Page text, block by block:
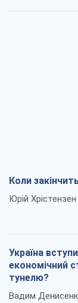
Коли
Юрій Хрістензен
Україна
економічний
тунелю?
Вадим